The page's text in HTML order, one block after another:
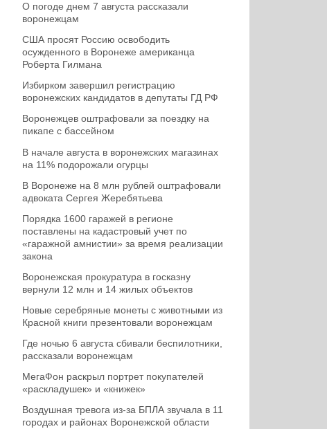
О погоде днем 7 августа рассказали
воронежцам
США просят Россию освободить
осужденного в Воронеже американца
Роберта Гилмана
Избирком завершил регистрацию
воронежских кандидатов в депутаты ГД РФ
Воронежцев оштрафовали за поездку на
пикапе с бассейном
В начале августа в воронежских магазинах
на 11% подорожали огурцы
В Воронеже на 8 млн рублей оштрафовали
адвоката Сергея Жеребятьева
Порядка 1600 гаражей в регионе
поставлены на кадастровый учет по
«гаражной амнистии» за время реализации
закона
Воронежская прокуратура в госказну
вернули 12 млн и 14 жилых объектов
Новые серебряные монеты с животными из
Красной книги презентовали воронежцам
Где ночью 6 августа сбивали беспилотники,
рассказали воронежцам
МегаФон раскрыл портрет покупателей
«раскладушек» и «книжек»
Воздушная тревога из-за БПЛА звучала в 11
городах и районах Воронежской области